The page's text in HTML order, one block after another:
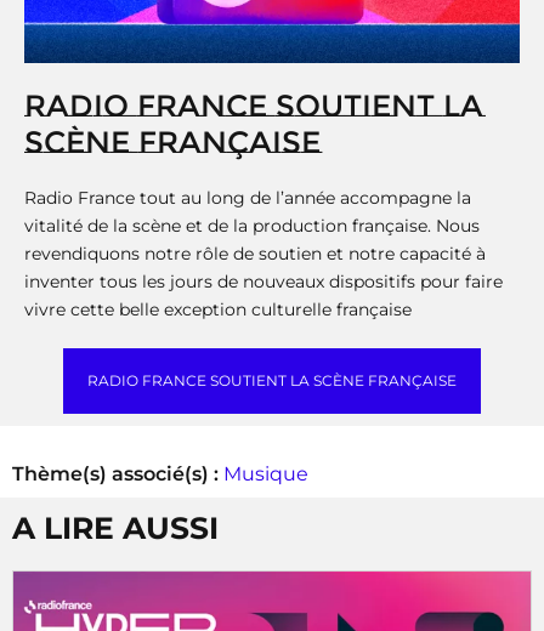
RADIO FRANCE SOUTIENT LA
SCÈNE FRANÇAISE
Radio France tout au long de l’année accompagne la
vitalité de la scène et de la production française. Nous
revendiquons notre rôle de soutien et notre capacité à
inventer tous les jours de nouveaux dispositifs pour faire
vivre cette belle exception culturelle française
RADIO FRANCE SOUTIENT LA SCÈNE FRANÇAISE
Thème(s) associé(s) : Musique
A LIRE AUSSI